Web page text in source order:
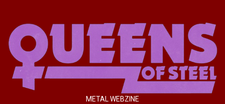
contenido
METAL WEBZINE